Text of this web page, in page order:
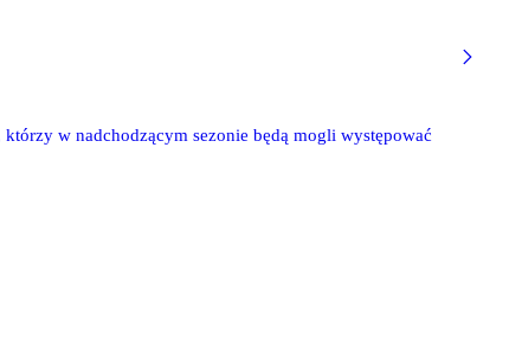
w nadchodzącym sezonie będą mogli występować